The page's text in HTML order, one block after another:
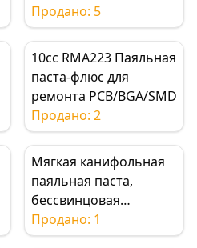
требующий очистки
BGA PCB Флюс-паста,
высокая вязкость для
переделки чипов
Продано: 5
10cc RMA223 Паяльная
паста-флюс для
ремонта PCB/BGA/SMD
Продано: 2
Мягкая канифольная
паяльная паста,
бессвинцовая
паяльная паста,
экологически чистый
Продано: 1